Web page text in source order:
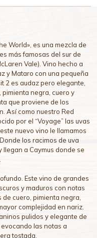
World», es una mezcla de
más famosas del sur de
Vale). Vino hecho a
y Mataro con una pequeña
2 es audaz pero elegante,
negra, cuero y
que proviene de los
Así como nuestro Red
por el “Voyage” las uvas
nuevo vino le llamamos
los racimos de uva
a Caymus donde se
Este vino de grandes
y maduros con notas
cuero, pimienta negra,
complejidad en nariz.
pulidos y elegante de
las notas a
tostada.